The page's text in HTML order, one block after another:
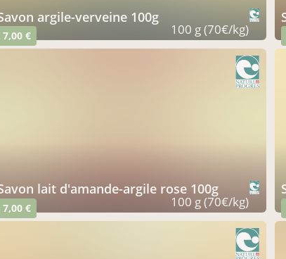
savon argile-verveine 100g
7,00 € 100 g (70€/kg)
savon lait d'amande-argile rose 100g
7,00 € 100 g (70€/kg)